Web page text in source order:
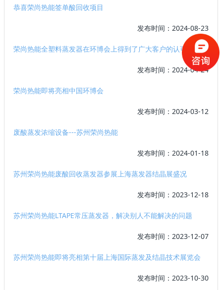
恭喜荣尚热能签单酸回收项目
发布时间：2024-08-23
荣尚热能全塑料蒸发器在环博会上得到了广大客户的认可
发布时间：2024-04-24
荣尚热能即将亮相中国环博会
发布时间：2024-03-12
废酸蒸发浓缩设备---苏州荣尚热能
发布时间：2024-01-18
苏州荣尚热能废酸回收蒸发器参展上海蒸发器结晶展盛况
发布时间：2023-12-18
苏州荣尚热能LTAPE常压蒸发器，解决别人不能解决的问题
发布时间：2023-12-07
苏州荣尚热能即将亮相第十届上海国际蒸发及结晶技术展览会
发布时间：2023-10-30